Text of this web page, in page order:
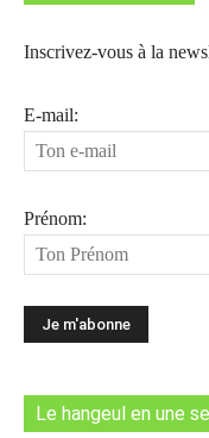
Inscrivez-vous à la
E-mail:
Prénom:
Le hangeul en une